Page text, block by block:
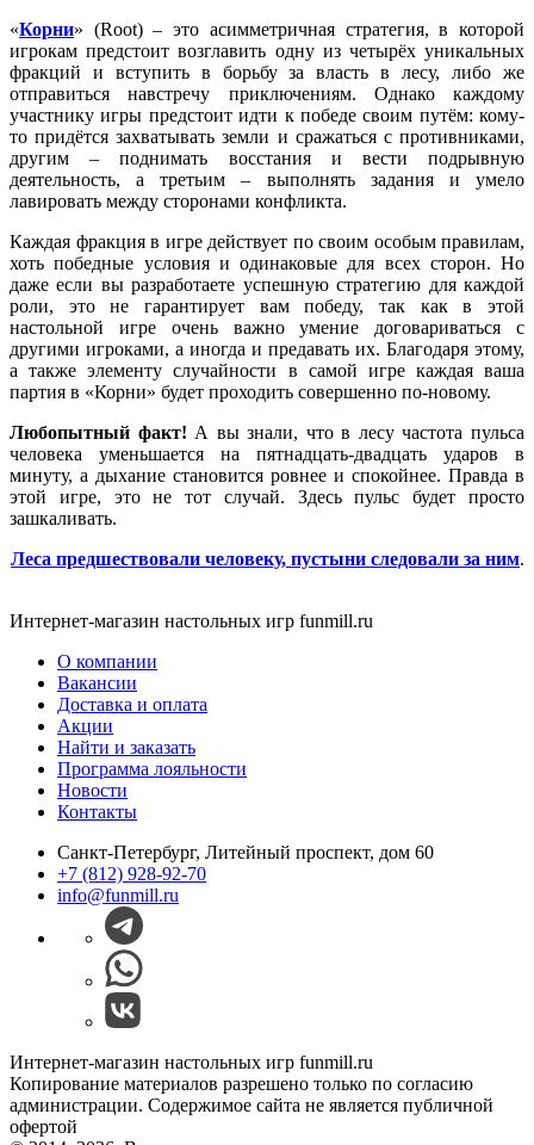
«Корни» (Root) – это асимметричная стратегия, в которой
игрокам предстоит возглавить одну из четырёх уникальных
фракций и вступить в борьбу за власть в лесу, либо же
отправиться навстречу приключениям. Однако каждому
участнику игры предстоит идти к победе своим путём: кому-
то придётся захватывать земли и сражаться с противниками,
другим – поднимать восстания и вести подрывную
деятельность, а третьим – выполнять задания и умело
лавировать между сторонами конфликта.
Каждая фракция в игре действует по своим особым правилам,
хоть победные условия и одинаковые для всех сторон. Но
даже если вы разработаете успешную стратегию для каждой
роли, это не гарантирует вам победу, так как в этой
настольной игре очень важно умение договариваться с
другими игроками, а иногда и предавать их. Благодаря этому,
а также элементу случайности в самой игре каждая ваша
партия в «Корни» будет проходить совершенно по-новому.
Любопытный факт! А вы знали, что в лесу частота пульса
человека уменьшается на пятнадцать-двадцать ударов в
минуту, а дыхание становится ровнее и спокойнее. Правда в
этой игре, это не тот случай. Здесь пульс будет просто
зашкаливать.
Леса предшествовали человеку, пустыни следовали за ним.
Интернет-магазин настольных игр funmill.ru
О компании
Вакансии
Доставка и оплата
Акции
Найти и заказать
Программа лояльности
Новости
Контакты
Санкт-Петербург, Литейный проспект, дом 60
+7 (812) 928-92-70
info@funmill.ru
Интернет-магазин настольных игр funmill.ru
Копирование материалов разрешено только по согласию
администрации. Содержимое сайта не является публичной
офертой